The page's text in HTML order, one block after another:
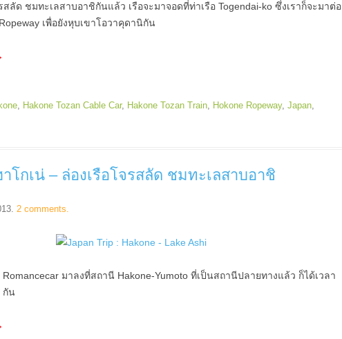
สลัด ชมทะเลสาบอาชิกันแล้ว เรือจะมาจอดที่ท่าเรือ Togendai-ko ซึ่งเราก็จะมาต่อ
เพื่อยังหุบเขาโอวาคุดานิกัน
, Hakone Tozan Cable Car, Hakone Tozan Train, Hokone Ropeway, Japan,
โกเน่ – ล่องเรือโจรสลัด ชมทะเลสาบอาชิ
. 2 comments.
มาลงที่สถานี Hakone-Yumoto ที่เป็นสถานีปลายทางแล้ว ก็ได้เวลา
กัน